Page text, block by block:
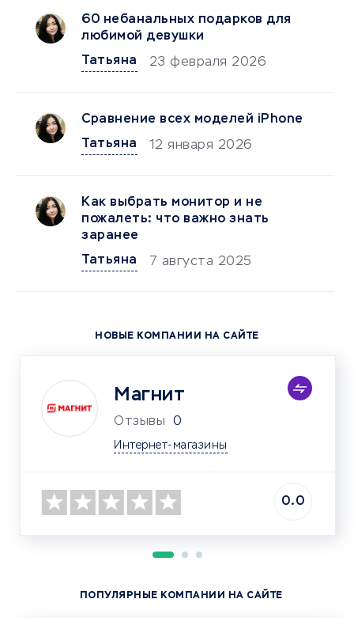
60 небанальных подарков для
любимой девушки
Татьяна
23 февраля 2026
Сравнение всех моделей iPhone
Татьяна
12 января 2026
Как выбрать монитор и не
пожалеть: что важно знать
заранее
Татьяна
7 августа 2025
НОВЫЕ КОМПАНИИ НА САЙТЕ
Магнит
Отзывы 0
Интернет-магазины
0.0
ПОПУЛЯРНЫЕ КОМПАНИИ НА САЙТЕ